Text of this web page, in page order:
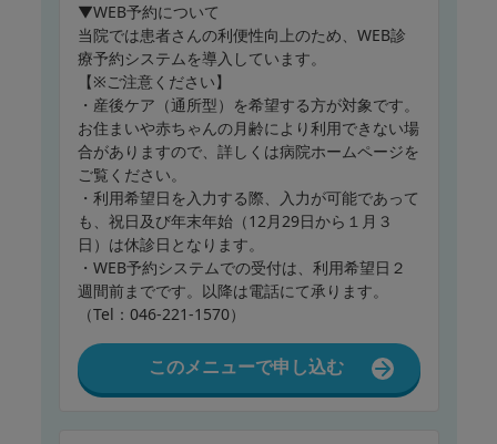
▼WEB予約について
当院では患者さんの利便性向上のため、WEB診
療予約システムを導入しています。
【※ご注意ください】
・産後ケア（通所型）を希望する方が対象です。
お住まいや赤ちゃんの月齢により利用できない場
合がありますので、詳しくは病院ホームページを
ご覧ください。
・利用希望日を入力する際、入力が可能であって
も、祝日及び年末年始（12月29日から１月３
日）は休診日となります。
・WEB予約システムでの受付は、利用希望日２
週間前までです。以降は電話にて承ります。
（Tel：046-221-1570）
このメニューで申し込む